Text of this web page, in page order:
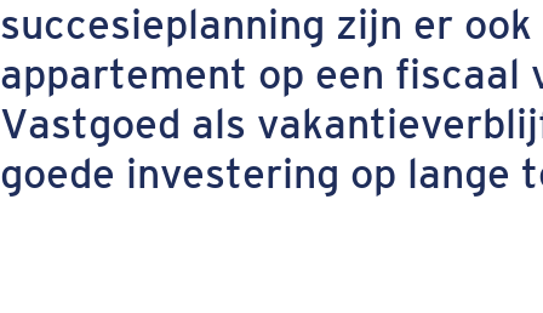
succesieplanning zijn er
appartement op een
Vastgoed als
goede investering op lange